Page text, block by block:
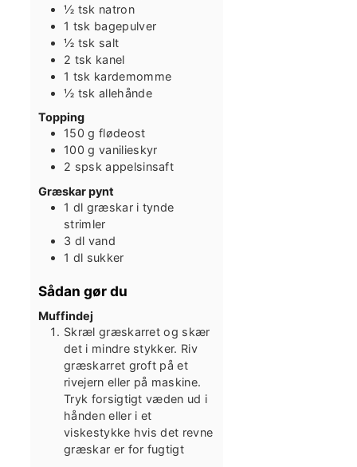
½ tsk natron
1 tsk bagepulver
½ tsk salt
2 tsk kanel
1 tsk kardemomme
½ tsk allehånde
Topping
150 g flødeost
100 g vanilieskyr
2 spsk appelsinsaft
Græskar pynt
1 dl græskar i tynde
strimler
3 dl vand
1 dl sukker
Sådan gør du
Muffindej
Skræl græskarret og skær
det i mindre stykker. Riv
græskarret groft på et
rivejern eller på maskine.
Tryk forsigtigt væden ud i
hånden eller i et
viskestykke hvis det revne
græskar er for fugtigt